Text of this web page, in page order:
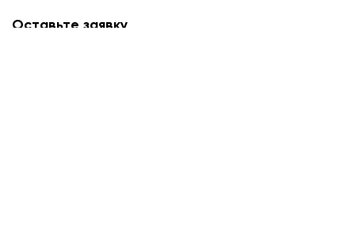
Оставьте заявку